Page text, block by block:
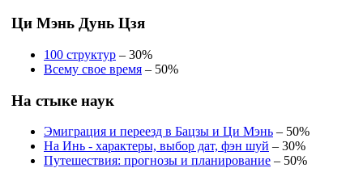
Ци Мэнь Дунь Цзя
100 структур – 30%
Всему свое время – 50%
На стыке наук
Эмиграция и переезд в Бацзы и Ци Мэнь – 50%
На Инь - характеры, выбор дат, фэн шуй – 30%
Путешествия: прогнозы и планирование – 50%